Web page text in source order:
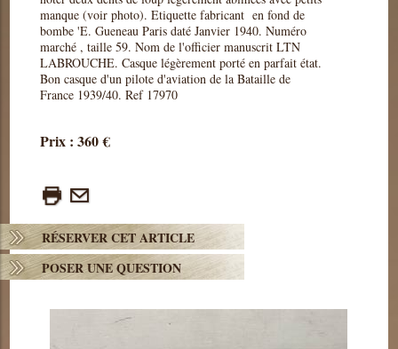
manque (voir photo). Etiquette fabricant en fond de
bombe 'E. Gueneau Paris daté Janvier 1940. Numéro
marché , taille 59. Nom de l'officier manuscrit LTN
LABROUCHE. Casque légèrement porté en parfait état.
Bon casque d'un pilote d'aviation de la Bataille de
France 1939/40. Ref 17970
Prix : 360 €
RÉSERVER CET ARTICLE
POSER UNE QUESTION